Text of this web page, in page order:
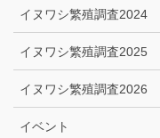
イヌワシ繁殖調査2024
イヌワシ繁殖調査2025
イヌワシ繁殖調査2026
イベント